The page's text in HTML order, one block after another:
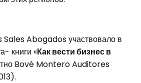
Abogados участвовало в
книги «Как вести бизнес в
Bové Montero Auditores